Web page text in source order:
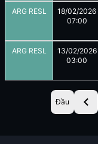
ARG RESL
18/02/2026
07:00
ARG RESL
13/02/2026
03:00
Đầu